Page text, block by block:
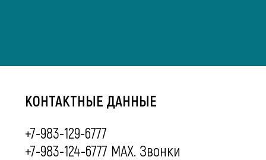
КОНТАКТНЫЕ ДАННЫЕ
+7-983-129-6777
+7-983-124-6777 MAX. Звонки